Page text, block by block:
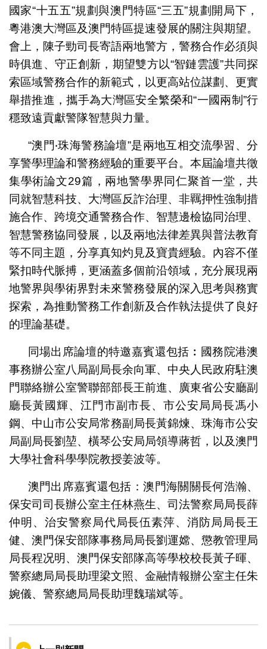
國家“十五五”規劃與澳門特區“三五”規劃開局下，
粵港澳大灣區及澳門特區提速發展的關注與期望。
會上，陳子勁司長寄語兩地警方，警務合作必須與
時俱進、守正創新，期望雙方以“智鏈雲護”共同探
索區域警務合作的新範式，以更高站位謀劃、更實
舉措推進，攜手為大灣區安全繁榮和“一國兩制”行
穩致遠貢獻警隊智慧與力量。
“澳門‧珠海警務論壇”是兩地互相交流學習、分
享警學理論和警務經驗的重要平台。本屆論壇共徵
集學術論文29篇，兩地警學界同仁聚首一堂，共
同就智慧科技、大灣區反詐治理、非羈押性強制措
施合作、跨境交通警務合作、智慧邊檢協同治理、
智慧警務協同發展，以及兩地法律差異與普法教育
等不同主題，分享真知灼見及寶貴經驗。內容不僅
緊扣時代脈搏，更涵蓋多個前沿領域，充分展現兩
地警界與學術界對未來警務發展的深入思考與務實
探索，為推動警務工作創新及合作執法提供了良好
的理論基礎。
同場出席論壇的特邀嘉賓還包括︰國務院港澳
事務辦公室八局副局長余向軍、中央人民政府駐澳
門聯絡辦公室警聯部部長王前進、廣東省公安廳副
廳長黃國輝、江門市副市長、市公安局局長馮小
鋼、中山市公安局常務副局長黃錦煉、珠海市公安
局副局長劉堃、橫琴公安局局領導蔣哲，以及澳門
大學社會科學學院教授姜波等。
澳門出席嘉賓還包括：澳門海關關長何浩瀚、
保安司司長辦公室主任林燕生、司法警察局局長薛
仲明、治安警察局代局長伍素萍、消防局局長王
健、澳門保安部隊事務局局長劉運嫦、懲教管理局
局長程况明、澳門保安部隊高等學校校長黃子暉、
警察總局局長助理梁文照、金融情報辦公室主任朱
婉儀、警察總局局長助理魏瑞斌等。